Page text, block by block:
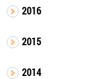
2016
2015
2014